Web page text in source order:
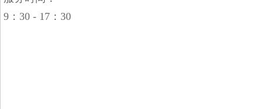
9：30 - 17：30